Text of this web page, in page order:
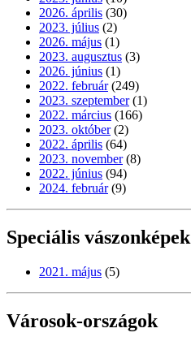
2026. április (30)
2023. július (2)
2026. május (1)
2023. augusztus (3)
2026. június (1)
2022. február (249)
2023. szeptember (1)
2022. március (166)
2023. október (2)
2022. április (64)
2023. november (8)
2022. június (94)
2024. február (9)
Speciális vászonképek
2021. május (5)
Városok-országok